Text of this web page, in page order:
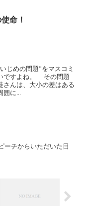
命！
じめの問題”をマスコミ
ですよね。 その問題
さんは、大小の差はある
囲に...
ーチからいただいた日